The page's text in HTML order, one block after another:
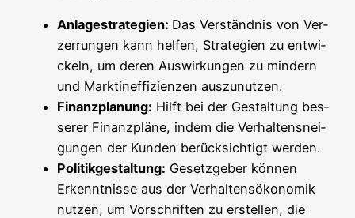
Anla­ge­stra­te­gien: Das Ver­ständ­nis von Ver­
zer­run­gen kann hel­fen, Stra­te­gien zu ent­wi­
ckeln, um deren Aus­wir­kun­gen zu min­dern
und Markt­in­ef­fi­zi­en­zen auszunutzen.
Finanz­pla­nung: Hilft bei der Gestal­tung bes­
se­rer Finanz­plä­ne, indem die Ver­hal­tens­nei­
gun­gen der Kun­den berück­sich­tigt werden.
Poli­tik­ge­stal­tung: Gesetz­ge­ber kön­nen
Erkennt­nis­se aus der Ver­hal­tens­öko­no­mik
nut­zen, um Vor­schrif­ten zu erstel­len, die